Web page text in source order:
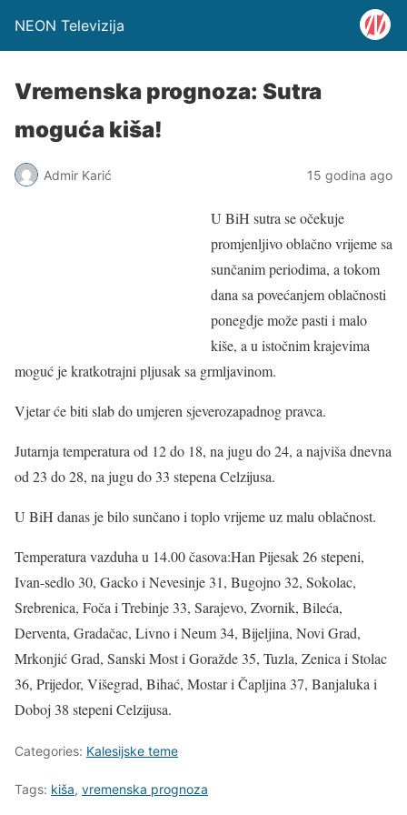
NEON Televizija
Vremenska prognoza: Sutra
moguća kiša!
Admir Karić 15 godina ago
U BiH sutra se očekuje
promjenljivo oblačno vrijeme sa
sunčanim periodima, a tokom
dana sa povećanjem oblačnosti
ponegdje može pasti i malo
kiše, a u istočnim krajevima
moguć je kratkotrajni pljusak sa grmljavinom.
Vjetar će biti slab do umjeren sjeverozapadnog pravca.
Jutarnja temperatura od 12 do 18, na jugu do 24, a najviša dnevna
od 23 do 28, na jugu do 33 stepena Celzijusa.
U BiH danas je bilo sunčano i toplo vrijeme uz malu oblačnost.
Temperatura vazduha u 14.00 časova:Han Pijesak 26 stepeni,
Ivan-sedlo 30, Gacko i Nevesinje 31, Bugojno 32, Sokolac,
Srebrenica, Foča i Trebinje 33, Sarajevo, Zvornik, Bileća,
Derventa, Gradačac, Livno i Neum 34, Bijeljina, Novi Grad,
Mrkonjić Grad, Sanski Most i Goražde 35, Tuzla, Zenica i Stolac
36, Prijedor, Višegrad, Bihać, Mostar i Čapljina 37, Banjaluka i
Doboj 38 stepeni Celzijusa.
Categories: Kalesijske teme
Tags: kiša, vremenska prognoza